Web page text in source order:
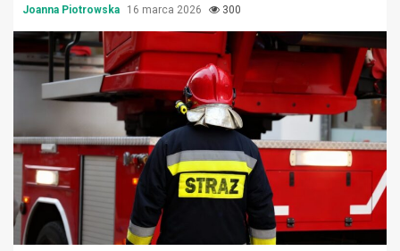
Joanna Piotrowska 16 marca 2026 300